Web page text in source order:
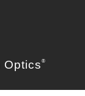
Optics ®